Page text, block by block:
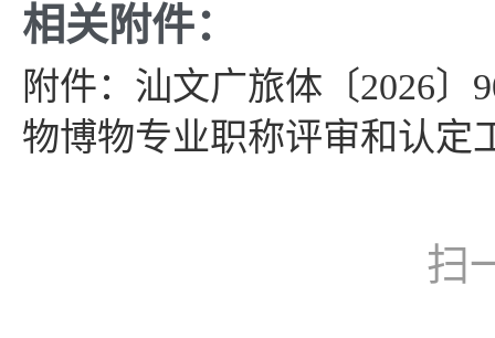
相关附件：
附件：汕文广旅体〔2026
物博物专业职称评审和认定
扫